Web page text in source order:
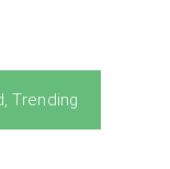
,Trending